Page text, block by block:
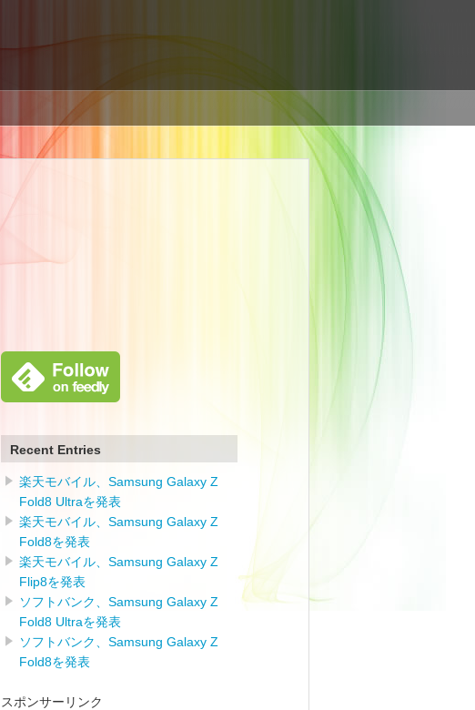
Recent Entries
楽天モバイル、Samsung Galaxy Z
Fold8 Ultraを発表
楽天モバイル、Samsung Galaxy Z
Fold8を発表
楽天モバイル、Samsung Galaxy Z
Flip8を発表
ソフトバンク、Samsung Galaxy Z
Fold8 Ultraを発表
ソフトバンク、Samsung Galaxy Z
Fold8を発表
スポンサーリンク